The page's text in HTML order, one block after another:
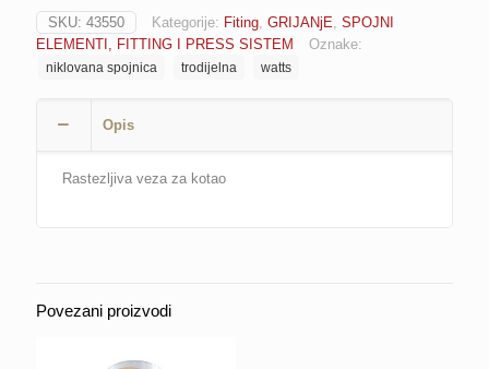
(trodijelna)
221
WATTS
(221SN1)
SKU: 43550 Kategorije: Fiting, GRIJANjE, SPOJNI
ELEMENTI, FITTING I PRESS SISTEM
Oznake:
niklovana spojnica trodijelna watts
Opis
Rastezljiva veza za kotao
Povezani proizvodi